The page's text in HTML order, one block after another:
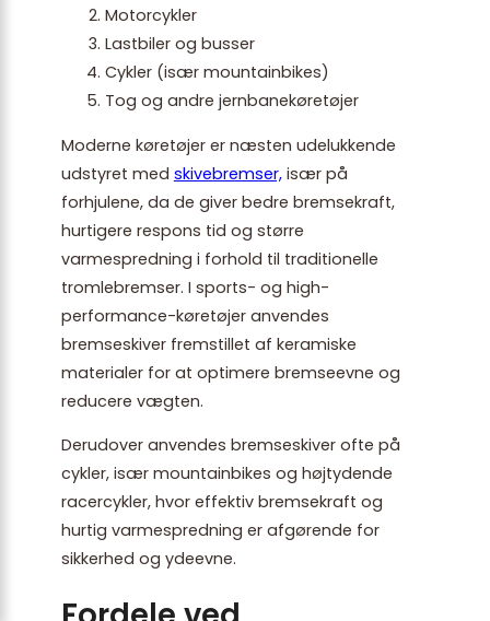
Motorcykler
Lastbiler og busser
Cykler (især mountainbikes)
Tog og andre jernbanekøretøjer
Moderne køretøjer er næsten udelukkende
udstyret med skivebremser,især på
forhjulene, da de giver bedre bremsekraft,
hurtigere respons tid og større
varmespredning i forhold til traditionelle
tromlebremser. I sports- og high-
performance-køretøjer anvendes
bremseskiver fremstillet af keramiske
materialer for at optimere bremseevne og
reducere vægten.
Derudover anvendes bremseskiver ofte på
cykler, især mountainbikes og højtydende
racercykler, hvor effektiv bremsekraft og
hurtig varmespredning er afgørende for
sikkerhed og ydeevne.